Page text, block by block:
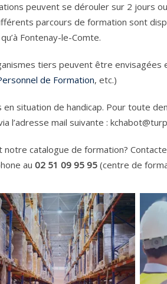
peuvent se dérouler sur 2 jours
parcours de formation sont
Fontenay-le-Comte.
tiers peuvent être envisagées
de Formation, etc.)
situation de handicap. Pour toute
l’adresse mail suivante :
catalogue de formation?
au 02 51 09 95 95 (centre de